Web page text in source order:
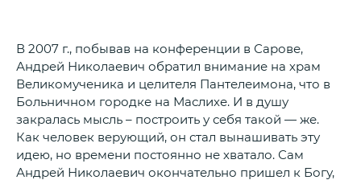
В 2007 г., побывав на конференции в Сарове,
Андрей Николаевич обратил внимание на храм
Великомученика и целителя Пантелеимона, что в
Больничном городке на Маслихе. И в душу
закралась мысль – построить у себя такой — же.
Как человек верующий, он стал вынашивать эту
идею, но времени постоянно не хватало. Сам
Андрей Николаевич окончательно пришел к Богу,